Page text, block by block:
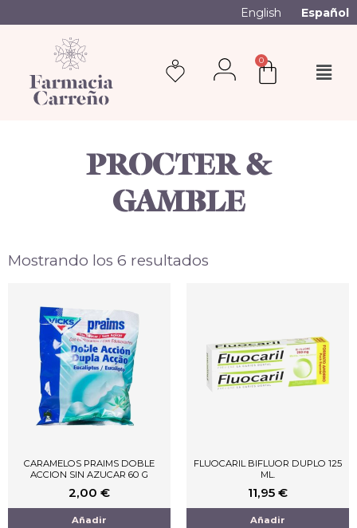
English Español
0
PROCTER &
GAMBLE
Mostrando los 6 resultados
CARAMELOS PRAIMS DOBLE
ACCION SIN AZUCAR 60 G
2,00 €
Añadir
FLUOCARIL BIFLUOR DUPLO 125
ML.
11,95 €
Añadir